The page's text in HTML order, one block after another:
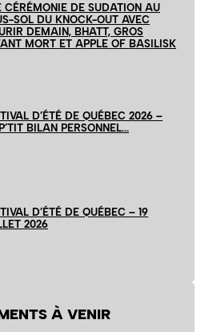
CÉRÉMONIE DE SUDATION AU
SOL DU KNOCK-OUT AVEC
DEMAIN, BHATT, GROS
MORT ET APPLE OF BASILISK
D’ÉTÉ DE QUÉBEC 2026 –
BILAN PERSONNEL…
D’ÉTÉ DE QUÉBEC – 19
2026
À VENIR